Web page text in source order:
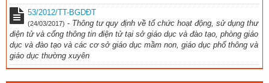
53/2012/TT-BGDĐT
(24/03/2017) - Thông tư quy định về tổ chức hoạt động, sử dụng thư
điện tử và cổng thông tin điện tử tại sở giáo dục và đào tạo, phòng giáo
dục và đào tạo và các cơ sở giáo dục mầm non, giáo dục phổ thông và
giáo dục thường xuyên